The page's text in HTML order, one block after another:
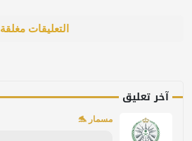
التعليقات مغلقة
آخر تعليق
مسمار 🐬